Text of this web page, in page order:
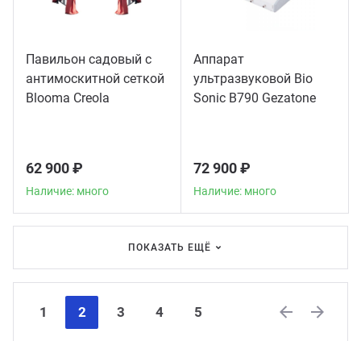
Павильон садовый с
антимоскитной сеткой
Blooma Creola
62 900 ₽
Наличие: много
Аппарат
ультразвуковой Bio
Sonic B790 Gezatone
72 900 ₽
Наличие: много
ПОКАЗАТЬ ЕЩЁ
1 2 3 4
5